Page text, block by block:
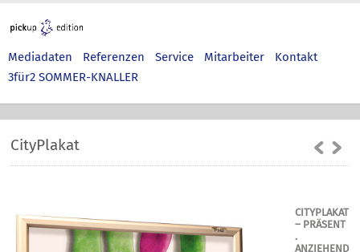
Mediadaten Referenzen Service Mitarbeiter
Kontakt
3für2 SOMMER-KNALLER
CityPlakat
CITYPLAKAT
– PRÄSENT
.
ANZIEHEND